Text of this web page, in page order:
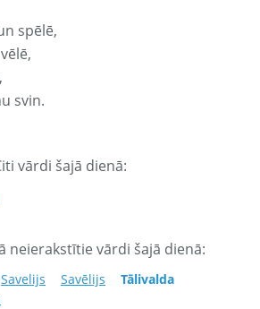
spēlē,
svin.
vārdi šajā dienā:
neierakstītie vārdi šajā dienā:
Savelijs Savēlijs
Tālivalda